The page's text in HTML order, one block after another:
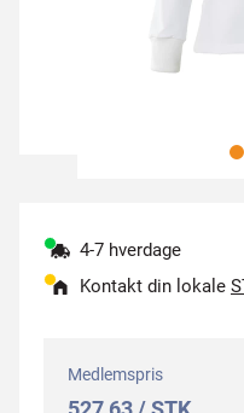
4-7 hverdage
Kontakt din lokale
Medlemspris